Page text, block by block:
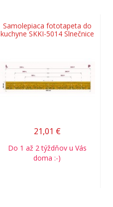
Samolepiaca fototapeta do
kuchyne SKKI-5014 Slnečnice
21,01 €
Do 1 až 2 týždňov u Vás
doma :-)